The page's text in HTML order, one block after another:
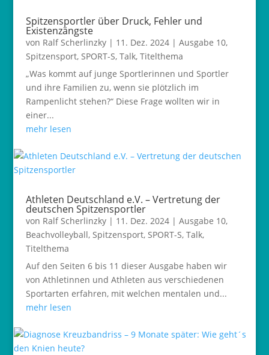
Spitzensportler über Druck, Fehler und
Existenzängste
von Ralf Scherlinzky| 11. Dez. 2024| Ausgabe 10,
Spitzensport, SPORT-S, Talk, Titelthema
„Was kommt auf junge Sportlerinnen und Sportler
und ihre Familien zu, wenn sie plötzlich im
Rampenlicht stehen?“ Diese Frage wollten wir in
einer...
mehr lesen
Athleten Deutschland e.V. – Vertretung der
deutschen Spitzensportler
von Ralf Scherlinzky| 11. Dez. 2024| Ausgabe 10,
Beachvolleyball, Spitzensport, SPORT-S, Talk,
Titelthema
Auf den Seiten 6 bis 11 dieser Ausgabe haben wir
von Athletinnen und Athleten aus verschiedenen
Sportarten erfahren, mit welchen mentalen und...
mehr lesen